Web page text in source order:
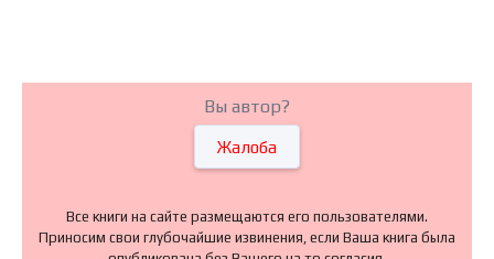
Вы автор?
Жалоба
Все книги на сайте размещаются его пользователями.
Приносим свои глубочайшие извинения, если Ваша книга была